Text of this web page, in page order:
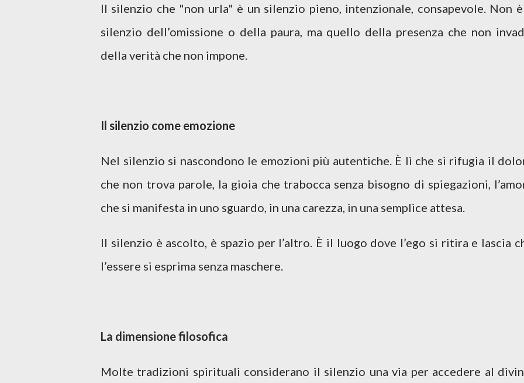
Il silenzio che "non urla" è un silenzio pieno, intenzionale, consapevole. Non
silenzio dell’omissione o della paura, ma quello della presenza che non
della verità che non impone.
Il silenzio come emozione
Nel silenzio si nascondono le emozioni più autentiche. È lì che si rifugia il
che non trova parole, la gioia che trabocca senza bisogno di spiegazioni,
che si manifesta in uno sguardo, in una carezza, in una semplice attesa.
Il silenzio è ascolto, è spazio per l’altro. È il luogo dove l’ego si ritira e lascia
l’essere si esprima senza maschere.
La dimensione filosofica
Molte tradizioni spirituali considerano il silenzio una via per accedere al